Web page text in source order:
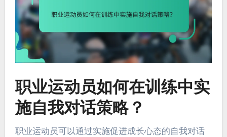
职业运动员如何在训练中实
施自我对话策略？
职业运动员可以通过实施促进成长心态的自我对话